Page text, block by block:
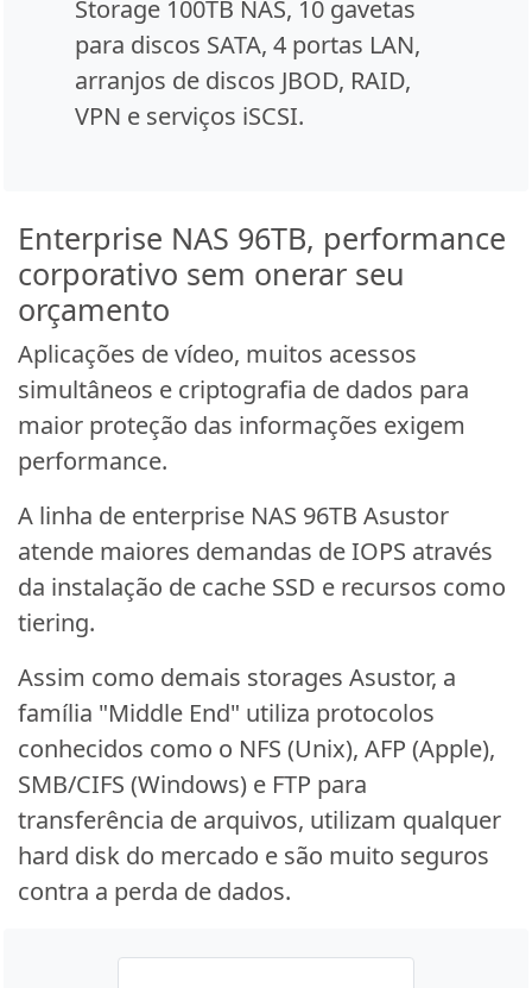
Storage 100TB NAS, 10 gavetas
para discos SATA, 4 portas LAN,
arranjos de discos JBOD, RAID,
VPN e serviços iSCSI.
Enterprise NAS 96TB, performance
corporativo sem onerar seu
orçamento
Aplicações de vídeo, muitos acessos
simultâneos e criptografia de dados para
maior proteção das informações exigem
performance.
A linha de enterprise NAS 96TB Asustor
atende maiores demandas de IOPS através
da instalação de cache SSD e recursos como
tiering.
Assim como demais storages Asustor, a
família "Middle End" utiliza protocolos
conhecidos como o NFS (Unix), AFP (Apple),
SMB/CIFS (Windows) e FTP para
transferência de arquivos, utilizam qualquer
hard disk do mercado e são muito seguros
contra a perda de dados.